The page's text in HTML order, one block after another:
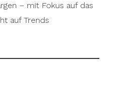
– mit Fokus auf das
auf Trends